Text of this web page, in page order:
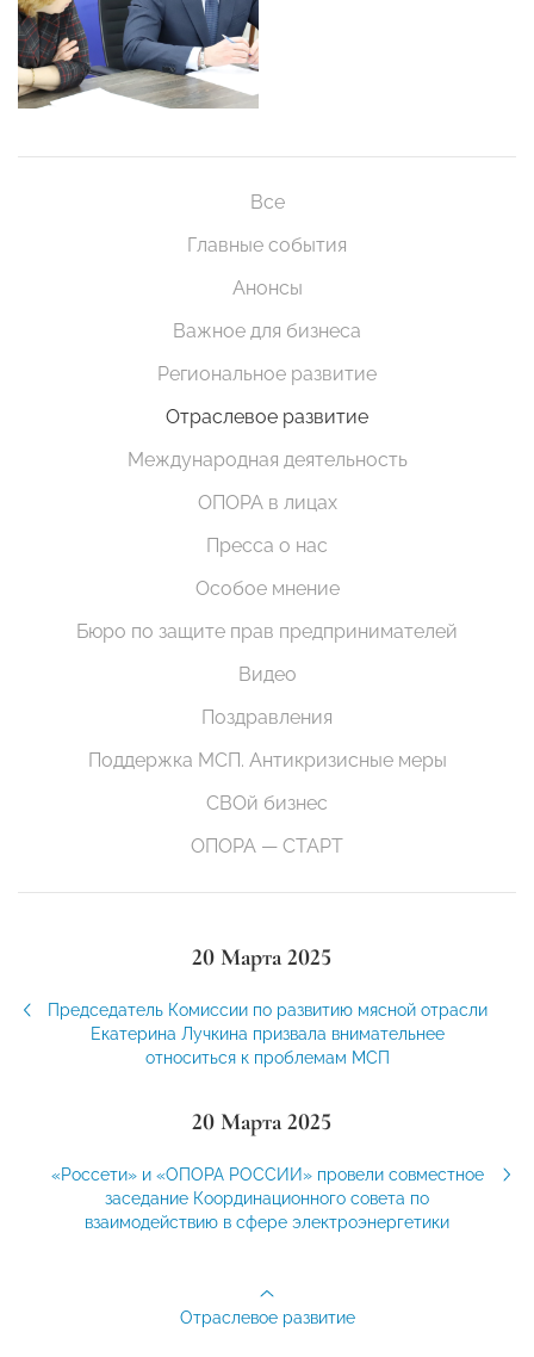
Все
Главные события
Анонсы
Важное для бизнеса
Региональное развитие
Отраслевое развитие
Международная деятельность
ОПОРА в лицах
Пресса о нас
Особое мнение
Бюро по защите прав предпринимателей
Видео
Поздравления
Поддержка МСП. Антикризисные меры
СВОй бизнес
ОПОРА — СТАРТ
20 Марта 2025
Председатель Комиссии по развитию мясной отрасли
Екатерина Лучкина призвала внимательнее
относиться к проблемам МСП
20 Марта 2025
«Россети» и «ОПОРА РОССИИ» провели совместное
заседание Координационного совета по
взаимодействию в сфере электроэнергетики
Отраслевое развитие